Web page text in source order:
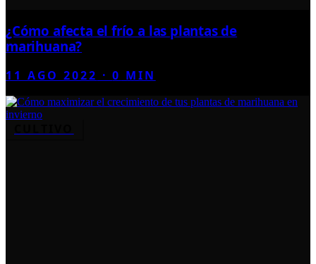
¿Cómo afecta el frío a las plantas de
marihuana?
11 AGO 2022 ·0 MIN